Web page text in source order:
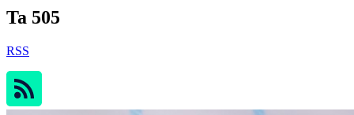
Ta 505
RSS